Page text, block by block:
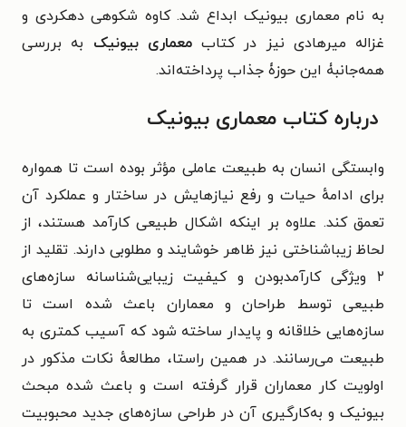
به نام معماری بیونیک ابداع شد. کاوه شکوهی دهکردی و
غزاله میرهادی نیز در کتابمعماری بیونیک به بررسی
همه‌جانبۀ این حوزۀ جذاب پرداخته‌اند.
درباره کتاب معماری بیونیک
وابستگی انسان به طبیعت عاملی مؤثر بوده است تا همواره
برای ادامه‌ٔ حیات و رفع نیازهایش در ساختار و عملکرد آن
تعمق کند. علاوه بر اینکه اشکال طبیعی کارآمد هستند، از
لحاظ زیباشناختی نیز ظاهر خوشایند و مطلوبی دارند. تقلید از
۲ ویژگی کارآمد‌بودن و کیفیت زیبایی‌شناسانه سازه‌های
طبیعی توسط طراحان و معماران باعث شده است تا
سازه‌هایی خلاقانه و پایدار ساخته شود که آسیب کمتری به
طبیعت می‌رسانند. در همین راستا، مطالعه‌ٔ نکات مذکور در
اولویت کار معماران قرار گرفته است و باعث شده مبحث
بیونیک و به‌کارگیری آن در طراحی سازه‌های جدید محبوبیت